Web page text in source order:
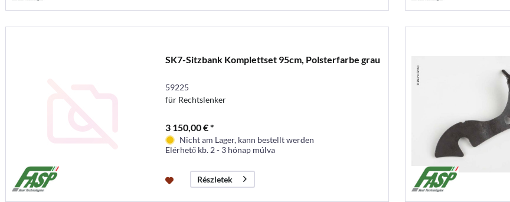
SK7-Sitzbank Komplettset 95cm, Polsterfarbe grau
59225
für Rechtslenker
3 150,00 € *
Nicht am Lager, kann bestellt werden
Elérhető kb. 2 - 3 hónap múlva
Részletek